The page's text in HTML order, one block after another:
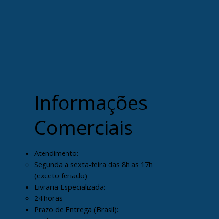
Informações
Comerciais
Atendimento:
Segunda a sexta-feira das 8h as 17h
(exceto feriado)
Livraria Especializada:
24 horas
Prazo de Entrega (Brasil):